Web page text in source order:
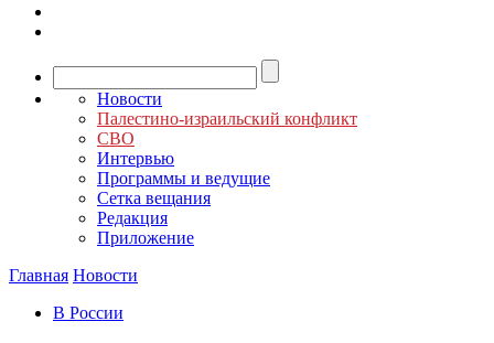
Новости
Палестино-израильский конфликт
СВО
Интервью
Программы и ведущие
Сетка вещания
Редакция
Приложение
Главная Новости
В России